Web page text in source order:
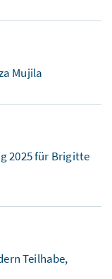
Mujila
2025 für Brigitte
Teilhabe,